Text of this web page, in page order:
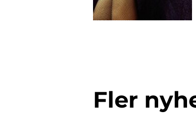
Fler